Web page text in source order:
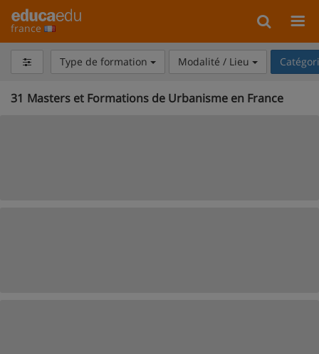
france
Type de formation Modalité / Lieu
31 Masters et Formations de Urbanisme en France